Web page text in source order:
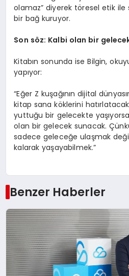
olamaz” diyerek töresel etik ile
bir bağ kuruyor.
Son söz: Kalbi olan bir
Kitabın sonunda ise Bilgin,
yapıyor:
“Eğer Z kuşağının dijital
kitap sana köklerini
yuttuğu bir gelecekte
olan bir gelecek sunacak.
sadece geleceğe ulaşmak
kalarak yaşayabilmek.”
Benzer Haberler